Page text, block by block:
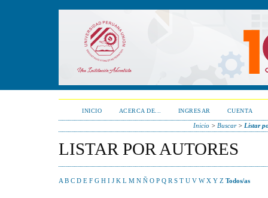
INICIO ACERCA DE... INGRESAR CUENTA
Inicio> Buscar> Listar
LISTAR POR AUTORES
A B C D E F G H I J K L M N Ñ O P Q R S T U V W X Y Z Todos/as